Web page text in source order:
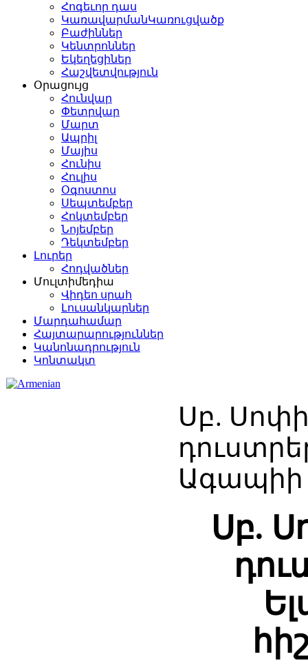
Հոգեւոր դաս
ԿառավարմանԿառուցվածք
Բաժիններ
Կենտրոններ
Եկեղեցիներ
Հաշվետվություն
Օրացույց
Հունվար
Փետրվար
Մարտ
Ապրիլ
Մայիս
Հունիս
Հուլիս
Օգոստոս
Սեպտեմբեր
Հոկտեմբեր
Նոյեմբեր
Դեկտեմբեր
Լուրեր
Հոդվածներ
Մուլտիմեդիա
Վիդեո սրահ
Լուսանկարներ
Մարդահամար
Հայտարարություններ
Կանոնադրություն
Կոնտակտ
Սբ.
Ագապիի
Սբ.